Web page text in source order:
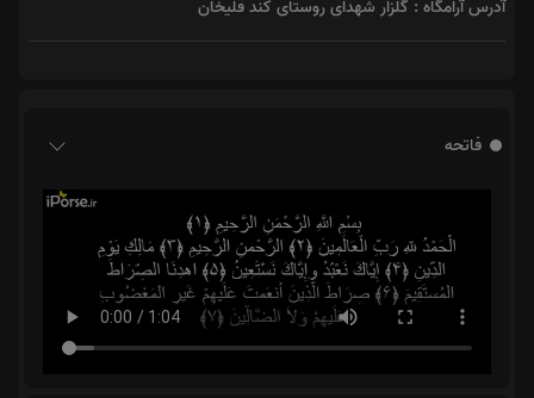
آدرس آرامگاه : گلزار شهدای روستای کند قلیخان
فاتحه